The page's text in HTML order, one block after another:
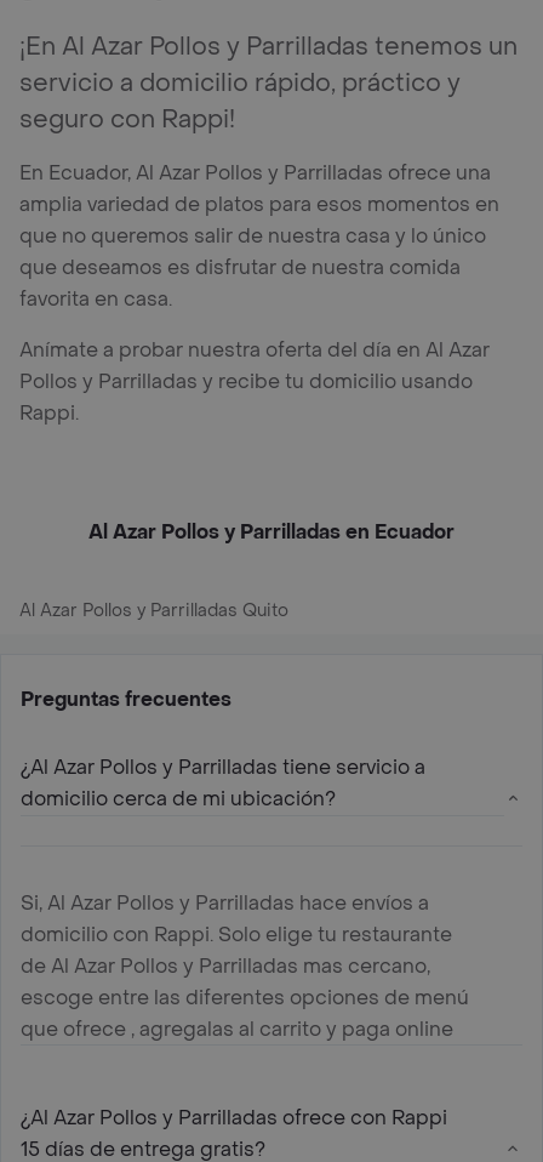
¡En Al Azar Pollos y Parrilladas tenemos un
servicio a domicilio rápido, práctico y
seguro con Rappi!
En Ecuador, Al Azar Pollos y Parrilladas ofrece una
amplia variedad de platos para esos momentos en
que no queremos salir de nuestra casa y lo único
que deseamos es disfrutar de nuestra comida
favorita en casa.
Anímate a probar nuestra oferta del día en Al Azar
Pollos y Parrilladas y recibe tu domicilio usando
Rappi.
Al Azar Pollos y Parrilladas en Ecuador
Al Azar Pollos y Parrilladas Quito
Preguntas frecuentes
¿Al Azar Pollos y Parrilladas tiene servicio a
domicilio cerca de mi ubicación?
Si, Al Azar Pollos y Parrilladas hace envíos a
domicilio con Rappi. Solo elige tu restaurante
de Al Azar Pollos y Parrilladas mas cercano,
escoge entre las diferentes opciones de menú
que ofrece , agregalas al carrito y paga online
¿Al Azar Pollos y Parrilladas ofrece con Rappi
15 días de entrega gratis?